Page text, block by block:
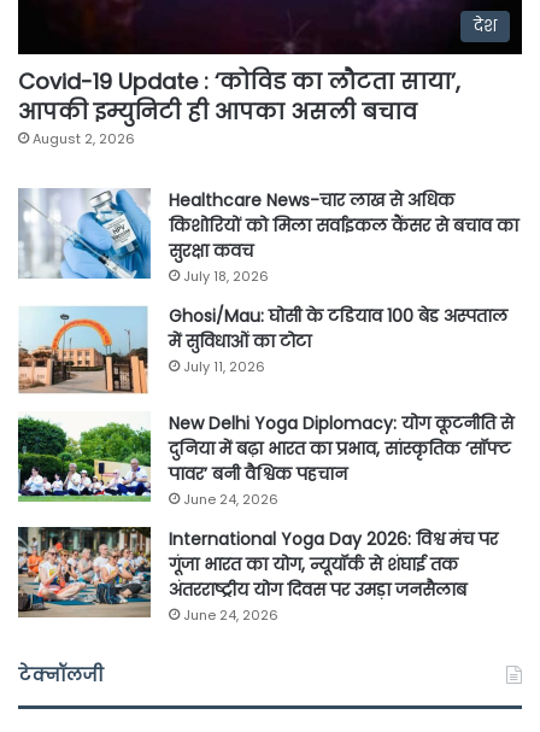
देश
Covid-19 Update : ‘कोविड का लौटता साया’,
आपकी इम्युनिटी ही आपका असली बचाव
August 2, 2026
Healthcare News-चार लाख से अधिक
किशोरियों को मिला सर्वाइकल कैंसर से बचाव का
सुरक्षा कवच
July 18, 2026
Ghosi/Mau: घोसी के टडियाव 100 बेड अस्पताल
में सुविधाओं का टोटा
July 11, 2026
New Delhi Yoga Diplomacy: योग कूटनीति से
दुनिया में बढ़ा भारत का प्रभाव, सांस्कृतिक ‘सॉफ्ट
पावर’ बनी वैश्विक पहचान
June 24, 2026
International Yoga Day 2026: विश्व मंच पर
गूंजा भारत का योग, न्यूयॉर्क से शंघाई तक
अंतरराष्ट्रीय योग दिवस पर उमड़ा जनसैलाब
June 24, 2026
टेक्नॉलजी